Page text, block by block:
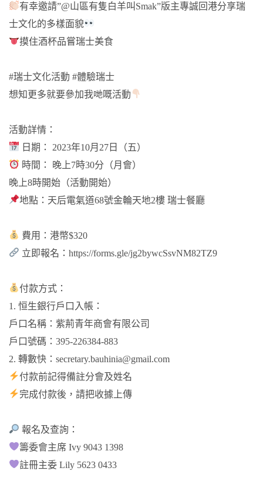
有幸邀請”@山區有隻白羊叫Smak”版主專誠回港分享瑞
士文化的多樣面貌
摸住酒杯品嘗瑞士美食
#瑞士文化活動 #體驗瑞士
想知更多就要參加我哋嘅活動
活動詳情：
日期： 2023年10月27日（五）
時間： 晚上7時30分（月會）
晚上8時開始（活動開始）
地點：天后電氣道68號金輪天地2樓 瑞士餐廳
費用：港幣$320
立即報名：https://forms.gle/jg2bywcSsvNM82TZ9
付款方式：
1. 恒生銀行戶口入帳：
戶口名稱：紫荊青年商會有限公司
戶口號碼：395-226384-883
2. 轉數快： secretary.bauhinia@gmail.com
付款前記得備註分會及姓名
完成付款後，請把收據上傳
報名及查詢：
籌委會主席 Ivy 9043 1398
註冊主委 Lily 5623 0433